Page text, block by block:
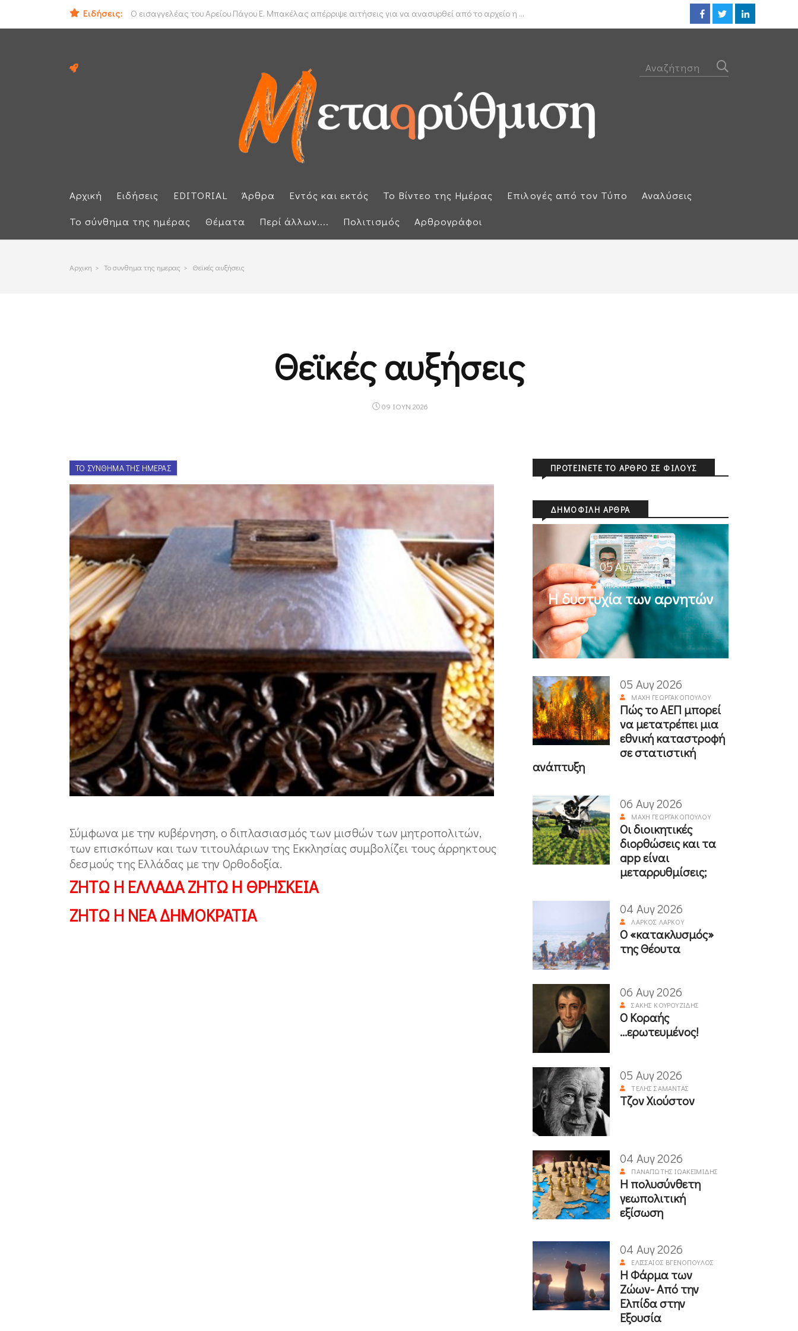
Ειδήσεις:
Ο εισαγγελέας του Αρείου Πάγου Ε. Μπακέλας απέρριψε αιτήσεις για να ανασυρθεί από το αρχείο η ...
ΟΟΣΑ: Στην τελευταία θέση η Ελλάδα για το πραγματικό διαθέσιμο εισόδημα των νοικοκυριών Προθεσμία για να
Αρχική Ειδήσεις EDITORIAL Άρθρα Εντός και εκτός Το Βίντεο της Ημέρας Επιλογές από τον Τύπο
Αναλύσεις
Το σύνθημα της ημέρας
Θέματα Περί άλλων.... Πολιτισμός Αρθρογράφοι
Αρχικη > Το συνθημα της ημερας > Θεϊκές αυξήσεις
Θεϊκές αυξήσεις
09 ΙΟΥΝ 2026
ΤΟ ΣΎΝΘΗΜΑ ΤΗΣ ΗΜΈΡΑΣ
Σύμφωνα με την κυβέρνηση, ο διπλασιασμός των μισθών των μητροπολιτών,
των επισκόπων και των τιτουλάριων της Εκκλησίας συμβολίζει τους άρρηκτους
δεσμούς της Ελλάδας με την Ορθοδοξία.
ΖΗΤΩ Η ΕΛΛΑΔΑ ΖΗΤΩ Η ΘΡΗΣΚΕΙΑ
ΖΗΤΩ Η ΝΕΑ ΔΗΜΟΚΡΑΤΙΑ
ΠΡΟΤΕΊΝΕΤΕ ΤΟ ΆΡΘΡΟ ΣΕ ΦΊΛΟΥΣ
ΔΗΜΟΦΙΛΉ ΆΡΘΡΑ
05 Αυγ 2026
ΜΙΧΆΛΗΣ ΚΥΡΙΑΚΊΔΗΣ
Η δυστυχία των αρνητών
05 Αυγ 2026
ΜΆΧΗ ΓΕΩΡΓΑΚΟΠΟΎΛΟΥ
Πώς το ΑΕΠ μπορεί
να μετατρέπει μια
εθνική καταστροφή
σε στατιστική
ανάπτυξη
06 Αυγ 2026
ΜΆΧΗ ΓΕΩΡΓΑΚΟΠΟΎΛΟΥ
Οι διοικητικές
διορθώσεις και τα
app είναι
μεταρρυθμίσεις;
04 Αυγ 2026
ΛΆΡΚΟΣ ΛΆΡΚΟΥ
Ο «κατακλυσμός»
της Θέουτα
06 Αυγ 2026
ΣΆΚΗΣ ΚΟΥΡΟΥΖΊΔΗΣ
Ο Κοραής
...ερωτευμένος!
05 Αυγ 2026
ΤΈΛΗΣ ΣΑΜΑΝΤΆΣ
Τζον Χιούστον
04 Αυγ 2026
ΠΑΝΑΓΙΏΤΗΣ ΙΩΑΚΕΙΜΊΔΗΣ
Η πολυσύνθετη
γεωπολιτική
εξίσωση
04 Αυγ 2026
ΕΛΙΣΣΑΊΟΣ ΒΓΕΝΌΠΟΥΛΟΣ
Η Φάρμα των
Ζώων- Από την
Ελπίδα στην
Εξουσία